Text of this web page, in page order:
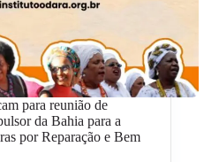
para reunião de
da Bahia para a
por Reparação e Bem